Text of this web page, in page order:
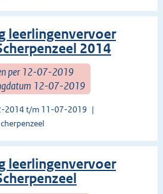
leerlingenvervoer
2014
per 12-07-2019
12-07-2019
2014 t/m 11-07-2019
leerlingenvervoer